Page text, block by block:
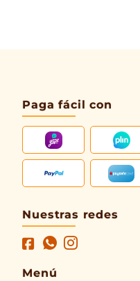
Paga fácil con
Nuestras redes
Menú